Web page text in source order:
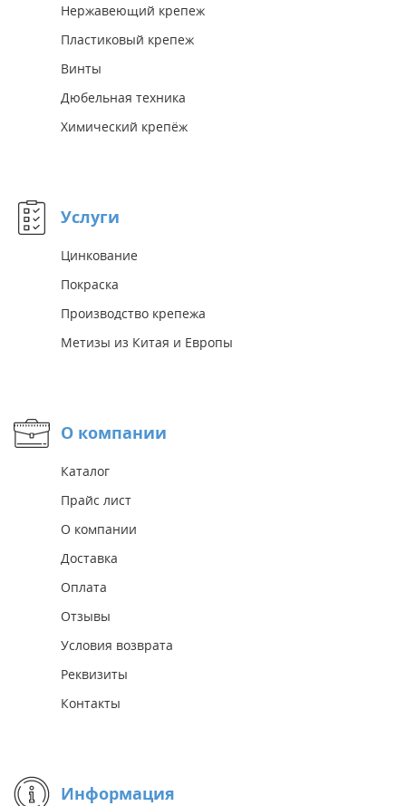
Нержавеющий крепеж
Пластиковый крепеж
Винты
Дюбельная техника
Химический крепёж
Услуги
Цинкование
Покраска
Производство крепежа
Метизы из Китая и Европы
О компании
Каталог
Прайс лист
О компании
Доставка
Оплата
Отзывы
Условия возврата
Реквизиты
Контакты
Информация